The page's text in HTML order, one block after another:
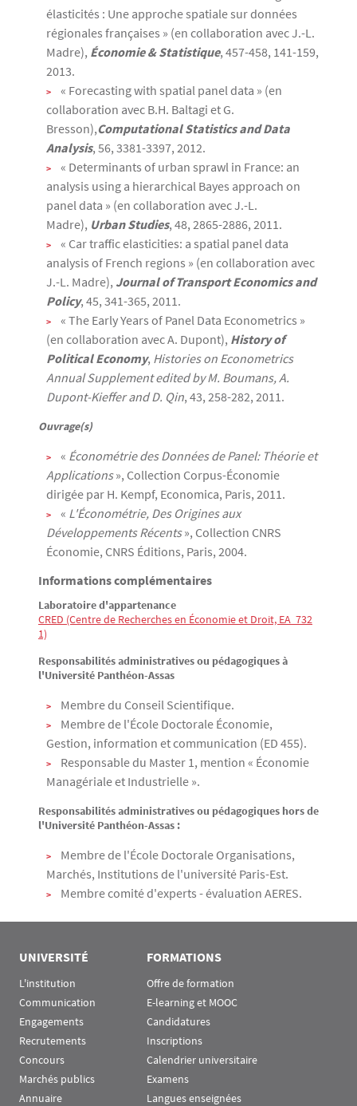
élasticités : Une approche spatiale sur données
régionales françaises » (en collaboration avec J.-L.
Madre), Économie & Statistique, 457-458, 141-159,
2013.
« Forecasting with spatial panel data » (en
collaboration avec B.H. Baltagi et G.
Bresson),Computational Statistics and Data
Analysis, 56, 3381-3397, 2012.
« Determinants of urban sprawl in France: an
analysis using a hierarchical Bayes approach on
panel data » (en collaboration avec J.-L.
Madre), Urban Studies, 48, 2865-2886, 2011.
« Car traffic elasticities: a spatial panel data
analysis of French regions » (en collaboration avec
J.-L. Madre), Journal of Transport Economics and
Policy, 45, 341-365, 2011.
« The Early Years of Panel Data Econometrics »
(en collaboration avec A. Dupont), History of
Political Economy, Histories on Econometrics
Annual Supplement edited by M. Boumans, A.
Dupont-Kieffer and D. Qin, 43, 258-282, 2011.
Ouvrage(s)
« Économétrie des Données de Panel: Théorie et
Applications», Collection Corpus-Économie
dirigée par H. Kempf, Economica, Paris, 2011.
« L'Économétrie, Des Origines aux
Développements Récents», Collection CNRS
Économie, CNRS Éditions, Paris, 2004.
Informations complémentaires
Laboratoire d'appartenance
CRED (Centre de Recherches en Économie et Droit, EA  732
1)
Responsabilités administratives ou pédagogiques à
l'Université Panthéon-Assas
Membre du Conseil Scientifique.
Membre de l'École Doctorale Économie,
Gestion, information et communication (ED 455).
Responsable du Master 1, mention « Économie
Managériale et Industrielle ».
Responsabilités administratives ou pédagogiques hors de
l'Université Panthéon-Assas :
Membre de l'École Doctorale Organisations,
Marchés, Institutions de l'université Paris-Est.
Membre comité d'experts - évaluation AERES.
UNIVERSITÉ
L'institution
Communication
Engagements
Recrutements
Concours
Marchés publics
Annuaire
FORMATIONS
Offre de formation
E-learning et MOOC
Candidatures
Inscriptions
Calendrier universitaire
Examens
Langues enseignées